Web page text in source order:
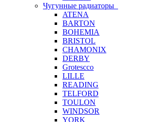
Чугунные радиаторы
ATENA
BARTON
BOHEMIA
BRISTOL
CHAMONIX
DERBY
Grotescco
LILLE
READING
TELFORD
TOULON
WINDSOR
YORK